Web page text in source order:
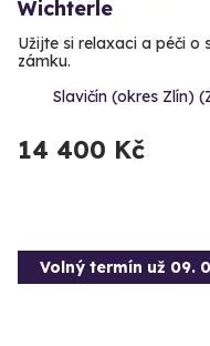
Wichterle
Užijte si relaxaci a péči o
zámku.
Slavičín (okres Zlín)
14 400 Kč
Volný termín už 09.